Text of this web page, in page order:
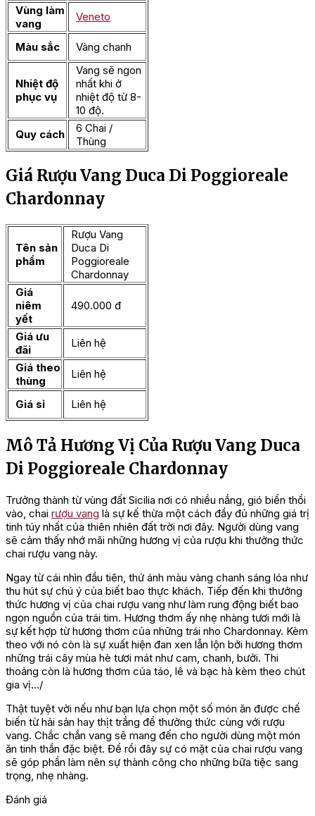
Vùng làm
vang
Veneto
Màu sắc Vàng chanh
Nhiệt độ
phục vụ
Vang sẽ ngon
nhất khi ở
nhiệt độ từ 8-
10 độ.
Quy cách
6 Chai /
Thùng
Giá Rượu Vang Duca Di Poggioreale
Chardonnay
Tên sản
phẩm
Rượu Vang
Duca Di
Poggioreale
Chardonnay
Giá
niêm
yết
490.000 đ
Giá ưu
đãi
Liên hệ
Giá theo
thùng
Liên hệ
Giá sỉ Liên hệ
Mô Tả Hương Vị Của Rượu Vang Duca
Di Poggioreale Chardonnay
Trưởng thành từ vùng đất Sicilia nơi có nhiều nắng, gió biển thổi
vào, chai rượu vang là sự kế thừa một cách đầy đủ những giá trị
tinh túy nhất của thiên nhiên đất trời nơi đây. Người dùng vang
sẽ cảm thấy nhớ mãi những hương vị của rượu khi thưởng thức
chai rượu vang này.
Ngay từ cái nhìn đầu tiên, thứ ánh màu vàng chanh sáng lóa như
thu hút sự chú ý của biết bao thực khách. Tiếp đến khi thưởng
thức hương vị của chai rượu vang như làm rung động biết bao
ngọn nguồn của trái tim. Hương thơm ấy nhẹ nhàng tươi mới là
sự kết hợp từ hương thơm của những trái nho Chardonnay. Kèm
theo với nó còn là sự xuất hiện đan xen lẫn lộn bởi hương thơm
những trái cây mùa hè tươi mát như cam, chanh, bưởi. Thi
thoảng còn là hương thơm của táo, lê và bạc hà kèm theo chút
gia vị…/
Thật tuyệt vời nếu như bạn lựa chọn một số món ăn được chế
biến từ hải sản hay thịt trắng để thưởng thức cùng với rượu
vang. Chắc chắn vang sẽ mang đến cho người dùng một món
ăn tinh thần đặc biệt. Để rồi đây sự có mặt của chai rượu vang
sẽ góp phần làm nên sự thành công cho những bữa tiệc sang
trọng, nhẹ nhàng.
Đánh giá